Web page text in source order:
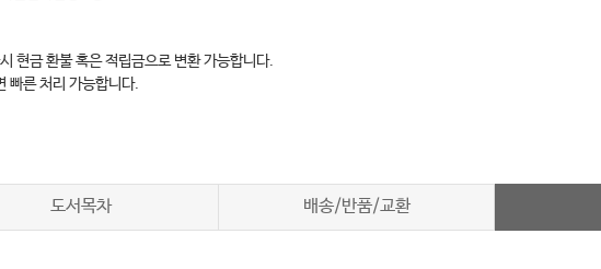
현금 환불 혹은 적립금으로 변환 가능합니다.
빠른 처리 가능합니다.
도서목차 배송/반품/교환